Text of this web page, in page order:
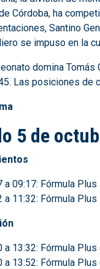
Córdoba, ha
Santino
se impuso en la
domina
Las posiciones de
5 de
a 09:17: Fórmula Plus
a 11:32: Fórmula Plus
a 13:32: Fórmula Plus
a 13:52: Fórmula Plus